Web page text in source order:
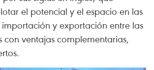
el potencial y el espacio en las
y exportación entre las
con ventajas complementarias,